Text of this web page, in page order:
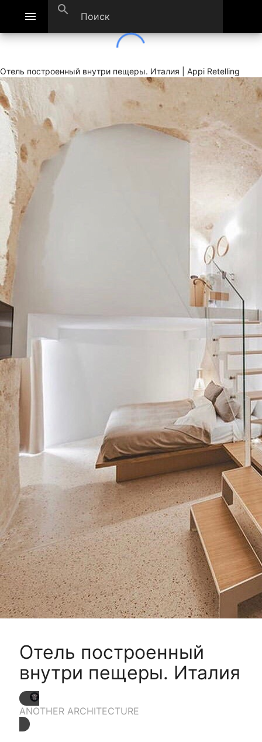
menu search
Отель построенный внутри пещеры. Италия | Appi Retelling
Отель построенный
внутри пещеры. Италия
ANOTHER ARCHITECTURE